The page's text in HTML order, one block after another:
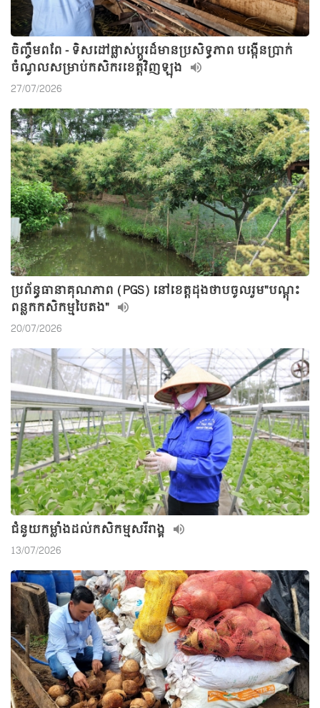
ចិញ្ចឹមពពែ - ទិសដៅផ្លាស់ប្តូរដ៏មានប្រសិទ្ធភាព បង្កើនប្រាក់
ចំណូលសម្រាប់កសិករខេត្តវិញឡុង
27/07/2026
ប្រព័ន្ធធានាគុណភាព (PGS) នៅខេត្តដុងថាបចូលរួម"បណ្តុះ
ពន្លកកសិកម្មបៃតង"
20/07/2026
ជំនួយកម្លាំងដល់កសិកម្មសរីរាង្គ
13/07/2026